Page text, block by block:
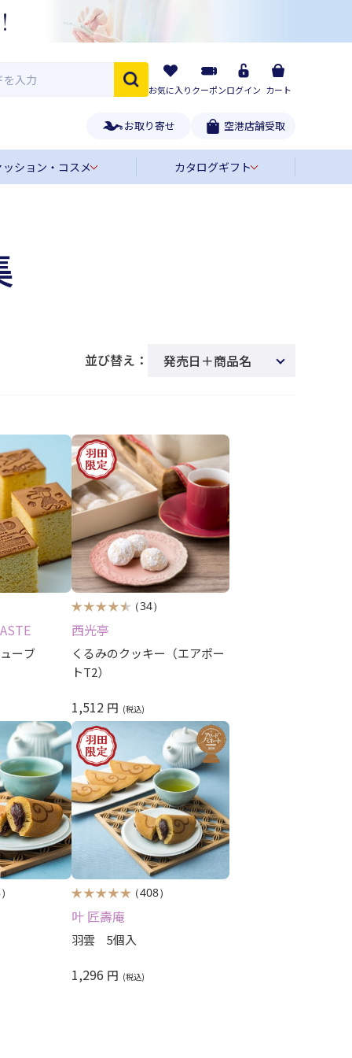
お気に入りクーポンログイン カート
お取り寄せ 空港店舗受取
ッション・コスメ カタログギフト
並び替え：
発売日
価格(安い順)
価格(高い順)
発売日＋商品名
レビュー順
レビュー評価順
ーブ
（34）
西光亭
くるみのクッキー（エアポー
トT2）
1,512 円
（408）
叶 匠壽庵
羽雲 5個入
1,296 円